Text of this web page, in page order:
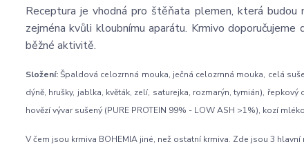
Receptura je vhodná pro štěňata plemen, která
zejména kvůli kloubnímu aparátu. Krmivo
běžné aktivitě.
Složení: Špaldová celozrnná mouka, ječná celozrnná mouka, celá
dýně, hrušky, jablka, květák, zelí, saturejka, rozmarýn, tymián),
hovězí vývar sušený (PURE PROTEIN 99% - LOW ASH >1%), kozí
V čem jsou krmiva BOHEMIA jiné, než ostatní krmiva. Zde jsou 3 hlavní